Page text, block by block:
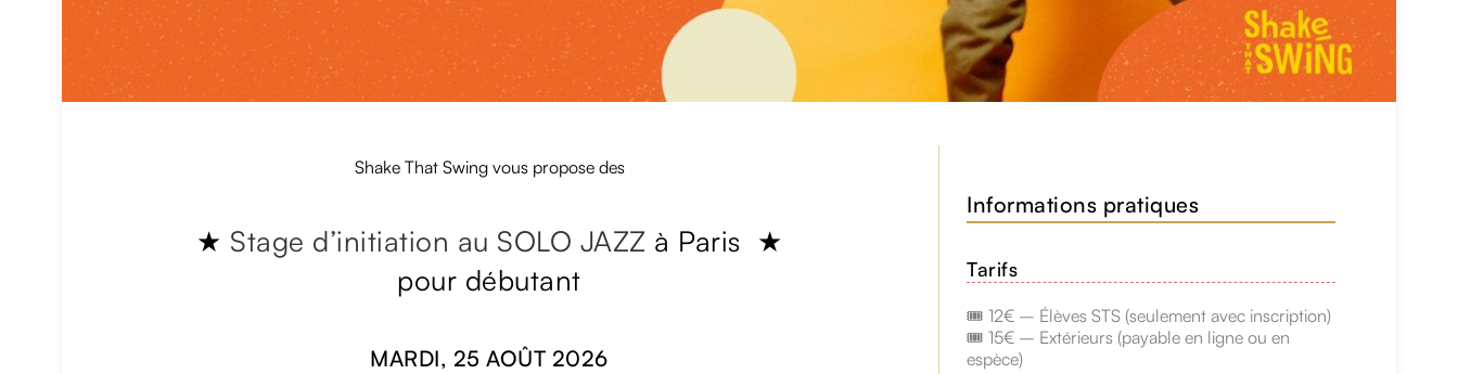
Shake That Swing vous propose des
★ Stage d’initiation au SOLO JAZZ à Paris ★
pour débutant
MARDI, 25 AOÛT 2026
Informations pratiques
Tarifs
🎟️ 12€ – Élèves STS (seulement avec inscription)
🎟️ 15€ – Extérieurs (payable en ligne ou en
espèce)